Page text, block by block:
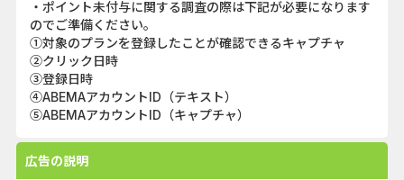
・ポイント未付与に関する調査の際は下記が必要になります
のでご準備ください。
①対象のプランを登録したことが確認できるキャプチャ
②クリック日時
③登録日時
④ABEMAアカウントID（テキスト）
⑤ABEMAアカウントID（キャプチャ）
広告の説明